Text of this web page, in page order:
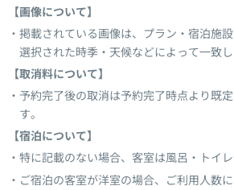
【画像について】
掲載されている画像は、プラン・宿泊施
選択された時季・天候などによって一致し
【取消料について】
予約完了後の取消は予約完了時点より既
す。
【宿泊について】
特に記載のない場合、客室は風呂・トイレ
ご宿泊の客室が洋室の場合、ご利用人数